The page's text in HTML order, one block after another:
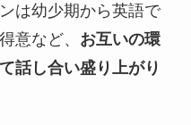
は幼少期から英語で
意など、 お互いの環
話し合い盛り上がり